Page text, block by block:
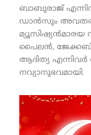
ബാബുരാജ്
ഡാന്‍സും
പൈലന്‍,
ആദിത്യ എന്നിവര്‍
നവ്യാനുഭവമായി.